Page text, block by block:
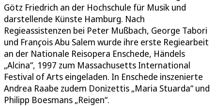
Götz Friedrich an der Hochschule für Musik und
darstellende Künste Hamburg. Nach
Regieassistenzen bei Peter Mußbach, George Tabori
und François Abu Salem wurde ihre erste Regiearbeit
an der Nationale Reisopera Enschede, Händels
„Alcina“, 1997 zum Massachusetts International
Festival of Arts eingeladen. In Enschede inszenierte
Andrea Raabe zudem Donizettis „Maria Stuarda“ und
Philipp Boesmans „Reigen“.